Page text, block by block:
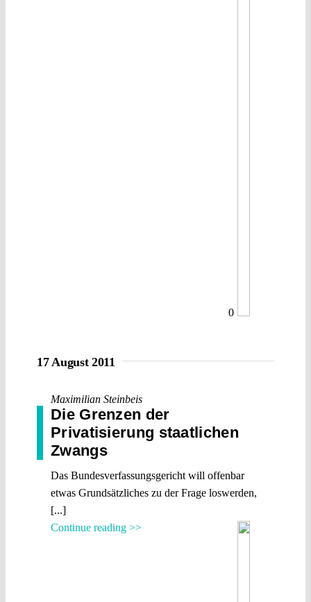
0
17 August 2011
Maximilian Steinbeis
Die Grenzen der
Privatisierung staatlichen
Zwangs
Das Bundesverfassungsgericht will offenbar
etwas Grundsätzliches zu der Frage loswerden,
[...]
Continue reading >>